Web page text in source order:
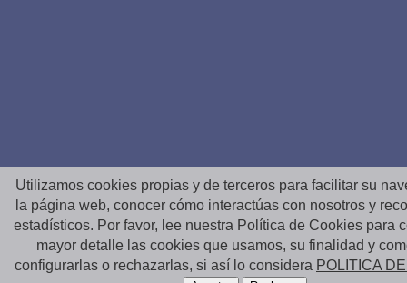
Utilizamos cookies propias y de terceros para facilitar su
la página web, conocer cómo interactúas con nosotros y
estadísticos. Por favor, lee nuestra Política de Cookies para
mayor detalle las cookies que usamos, su finalidad y
configurarlas o rechazarlas, si así lo considera POLITICA